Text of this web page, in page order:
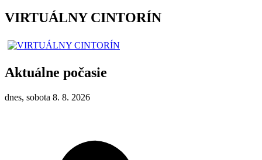
VIRTUÁLNY CINTORÍN
Aktuálne počasie
dnes, sobota 8. 8. 2026